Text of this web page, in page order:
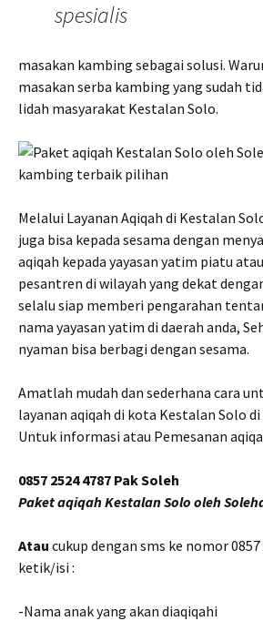
spesialis
masakan kambing sebagai solusi.
masakan serba kambing yang sudah
lidah masyarakat Kestalan Solo.
Melalui Layanan Aqiqah di Kestalan
juga bisa kepada sesama dengan
aqiqah kepada yayasan yatim piatu
pesantren di wilayah yang dekat
selalu siap memberi pengarahan
nama yayasan yatim di daerah anda,
nyaman bisa berbagi dengan sesama.
Amatlah mudah dan sederhana cara
layanan aqiqah di kota Kestalan Solo di
Untuk informasi atau Pemesanan
0857 2524 4787 Pak Soleh
Paket aqiqah Kestalan Solo oleh
Atau cukup dengan sms ke nomor 0857
ketik/isi :
-Nama anak yang akan diaqiqahi